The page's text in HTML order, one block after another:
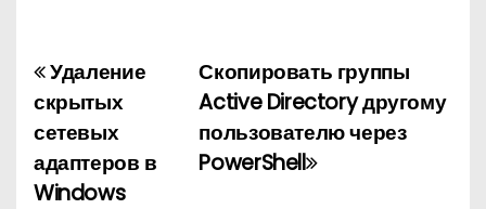
Н
а
в
Скопировать группы
Active Directory другому
пользователю через
PowerShell
Удаление
скрытых
сетевых
адаптеров в
Windows